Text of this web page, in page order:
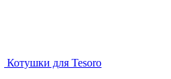
Котушки для Tesoro